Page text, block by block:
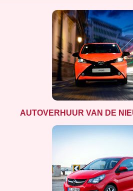
AUTOVERHUUR VAN DE